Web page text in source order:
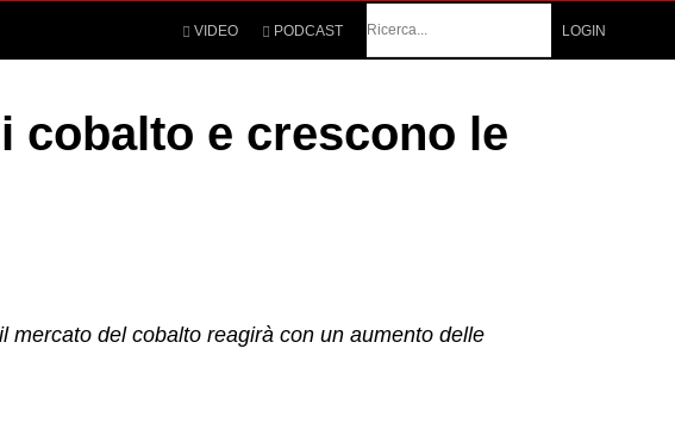
VIDEO PODCAST
LOGIN
cobalto e crescono le
del cobalto reagirà con un aumento delle